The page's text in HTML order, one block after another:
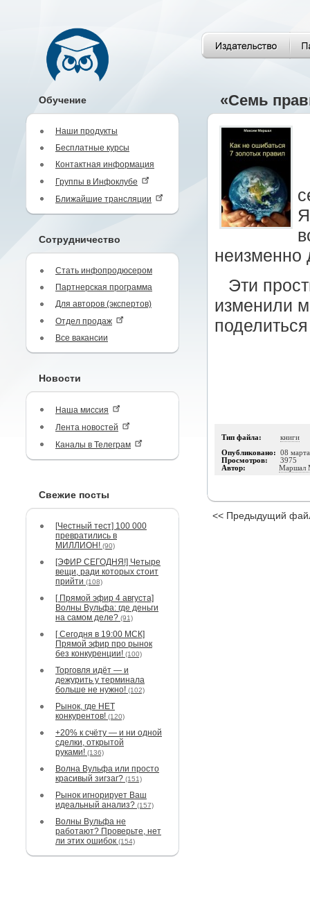
Обучение
Наши продукты
Бесплатные курсы
Контактная информация
Группы в Инфоклубе
Ближайшие трансляции
Сотрудничество
Стать инфопродюсером
Партнерская программа
Для авторов (экспертов)
Отдел продаж
Все вакансии
Новости
Наша миссия
Лента новостей
Каналы в Телеграм
Свежие посты
[Честный тест] 100 000
превратились в
МИЛЛИОН! (90)
[ЭФИР СЕГОДНЯ!] Четыре
вещи, ради которых стоит
прийти (108)
[ Прямой эфир 4 августа]
Волны Вульфа: где деньги
на самом деле? (91)
[ Сегодня в 19:00 МСК]
Прямой эфир про рынок
без конкуренции! (100)
Торговля идёт — и
дежурить у терминала
больше не нужно! (102)
Рынок, где НЕТ
конкурентов! (120)
+20% к счёту — и ни одной
сделки, открытой
руками! (136)
Волна Вульфа или просто
красивый зигзаг? (151)
Рынок игнорирует Ваш
идеальный анализ? (157)
Волны Вульфа не
работают? Проверьте, нет
ли этих ошибок (154)
«Семь
неизменно
Эти
изменили
Тип файла: книги
Опубликовано: 08
Просмотров: 3975
Автор: Маршал
<< Предыдущий